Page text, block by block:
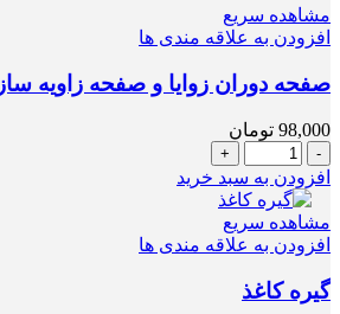
کوچک
عدد
مشاهده سریع
افزودن به علاقه مندی ها
صفحه دوران زوایا و صفحه زاویه ساز
98,000 تومان
صفحه
دوران
زوایا
و
صفحه
ساز
عدد
افزودن به سبد خرید
مشاهده سریع
افزودن به علاقه مندی ها
گیره کاغذ